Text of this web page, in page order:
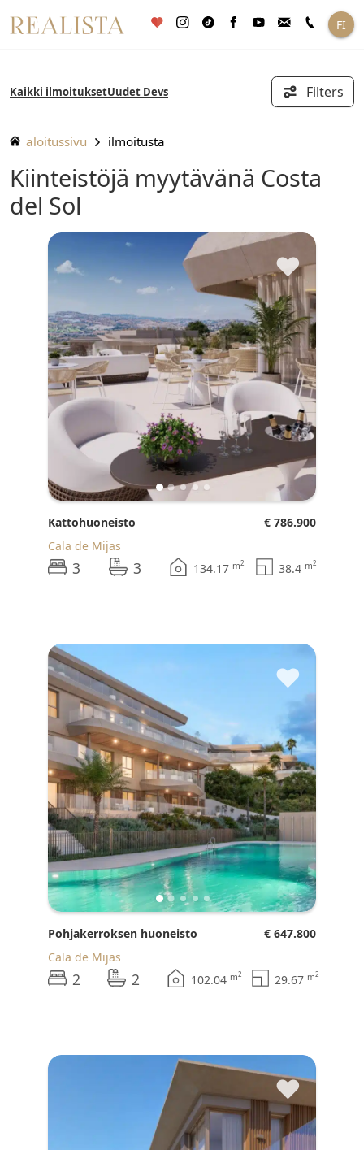
sisältöön
FI
Kaikki ilmoitukset Uudet Devs Filters
aloitussivu ilmoitusta
Kiinteistöjä myytävänä Costa
del Sol
♥
Kattohuoneisto
€ 786.900
Cala de Mijas
3 3 134.17 m2 38.4 m2
♥
Pohjakerroksen huoneisto
€ 647.800
Cala de Mijas
2 2 102.04 m2 29.67 m2
♥